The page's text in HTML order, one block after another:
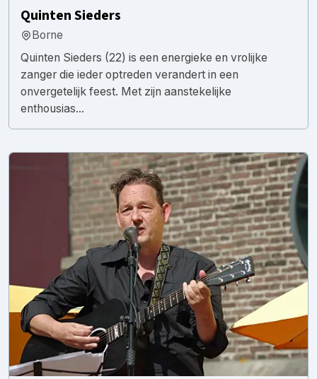
Quinten Sieders
Borne
Quinten Sieders (22) is een energieke en vrolijke
zanger die ieder optreden verandert in een
onvergetelijk feest. Met zijn aanstekelijke
enthousias...